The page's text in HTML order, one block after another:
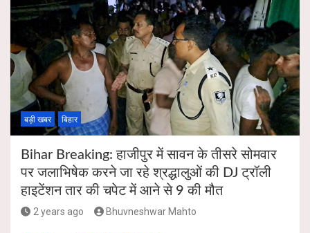
बड़ी खबर बिहार
Bihar Breaking: हाजीपुर में सावन के तीसरे सोमवार
पर जलाभिषेक करने जा रहे श्रद्धालुओं की DJ ट्रॉली
हाइटेंशन तार की चपेट में आने से 9 की मौत
2 years ago Bhuvneshwar Mahto